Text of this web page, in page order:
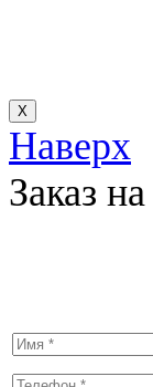
Х
Наверх
Заказ